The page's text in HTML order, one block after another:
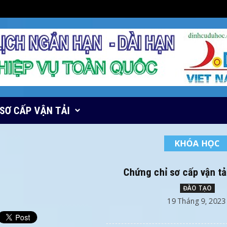
SƠ CẤP VẬN TẢI
KHÓA HỌC
Chứng chỉ sơ cấp vận
ĐÀO TẠO
19 Tháng 9, 2023